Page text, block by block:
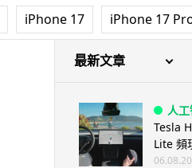
iPhone 17 iPhone 17
最新文章
人
Tesla
Lite 頻